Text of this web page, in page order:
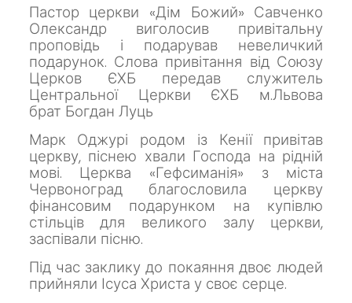
Пастор церкви «Дім Божий» Савченко
Олександр виголосив привітальну
проповідь і подарував невеличкий
подарунок. Слова привітання від Союзу
Церков ЄХБ передав служитель
Центральної Церкви ЄХБ м.Львова
брат Богдан Луць
Марк Оджурі родом із Кенії привітав
церкву, піснею хвали Господа на рідній
мові. Церква «Гефсиманія» з міста
Червоноград благословила церкву
фінансовим подарунком на купівлю
стільців для великого залу церкви,
заспівали пісню.
Під час заклику до покаяння двоє людей
прийняли Ісуса Христа у своє серце.